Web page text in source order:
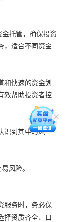
金托管，确保投资
，适合不同资金
和快速的资金划
效帮助投资者控
识到其中的风
风险。
服务时，务必保
择资质齐全、口